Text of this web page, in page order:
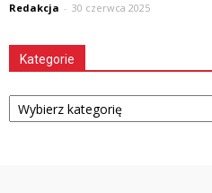
Redakcja - 30 czerwca 2025
Kategorie
Kategorie